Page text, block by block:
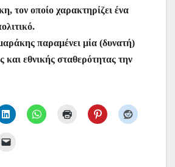
τον οποίο χαρακτηρίζει ένα
παραμένει μία (δυνατή)
εθνικής σταθερότητας την